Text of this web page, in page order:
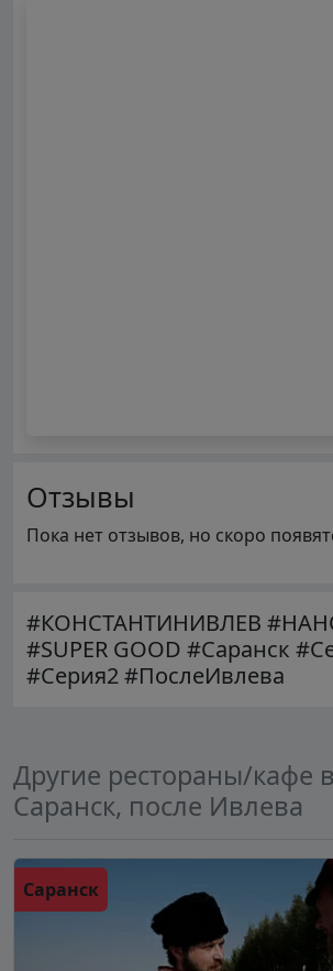
Отзывы
Пока нет отзывов, но скоро
#КОНСТАНТИНИВЛЕВ
#SUPER GOOD #Саранск
#Серия2 #ПослеИвлева
Другие рестораны/кафе
Саранск, после Ивлева
Саранск